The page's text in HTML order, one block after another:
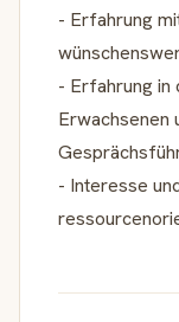
- Erfahrung
- Erfahrung
Erwachsenen
- Interesse